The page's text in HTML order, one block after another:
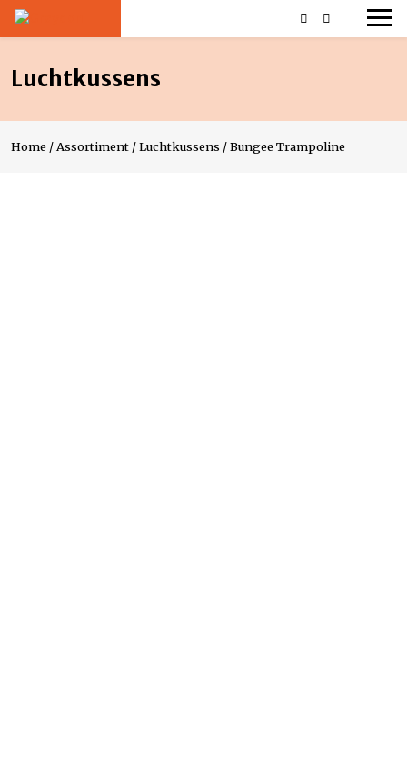
Luchtkussens
Home / Assortiment /Luchtkussens /Bungee Trampoline